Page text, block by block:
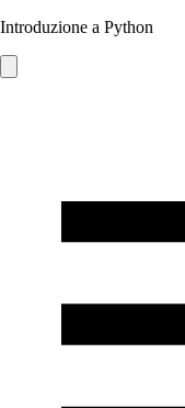
Introduzione a Python